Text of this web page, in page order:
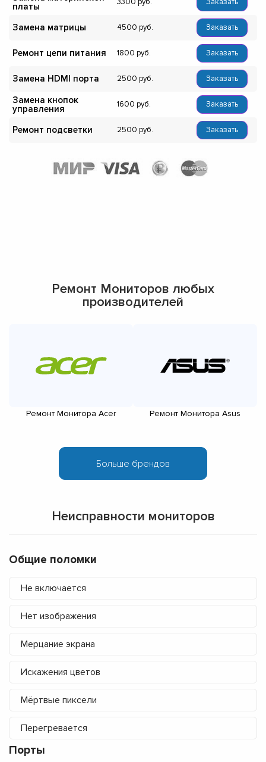
платы
3300 Заказать
Замена матрицы 4500 Заказать
Ремонт цепи питания 1800 Заказать
Замена HDMI порта 2500 Заказать
Замена кнопок
управления
1600 Заказать
Ремонт подсветки 2500 Заказать
Ремонт Мониторов любых
производителей
Ремонт Монитора Acer Ремонт Монитора Asus
Неисправности мониторов
Общие поломки
Не включается
Нет изображения
Мерцание экрана
Искажения цветов
Мёртвые пиксели
Перегревается
Порты